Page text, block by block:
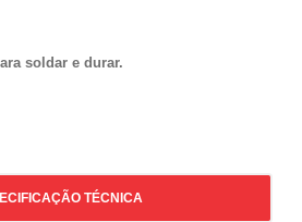
soldar e durar.
TÉCNICA